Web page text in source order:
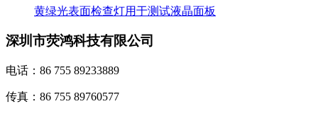
黄绿光表面检查灯用于测试液晶面板
深圳市荧鸿科技有限公司
电话：86 755 89233889
传真：86 755 89760577